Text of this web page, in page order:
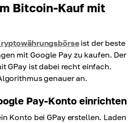
Bitcoin-Kauf mit
ist der beste
mit Google Pay zu kaufen. Der
GPay ist dabei recht einfach.
genauer an.
Pay-Konto einrichten
Konto bei GPay erstellen. Laden